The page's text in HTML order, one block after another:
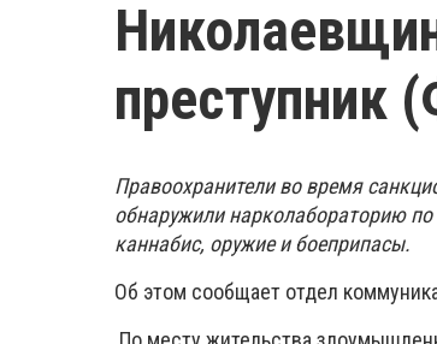
преступник
Правоохранители во время
обнаружили нарколабораторию
каннабис, оружие и боеприпасы.
Об этом сообщает отдел